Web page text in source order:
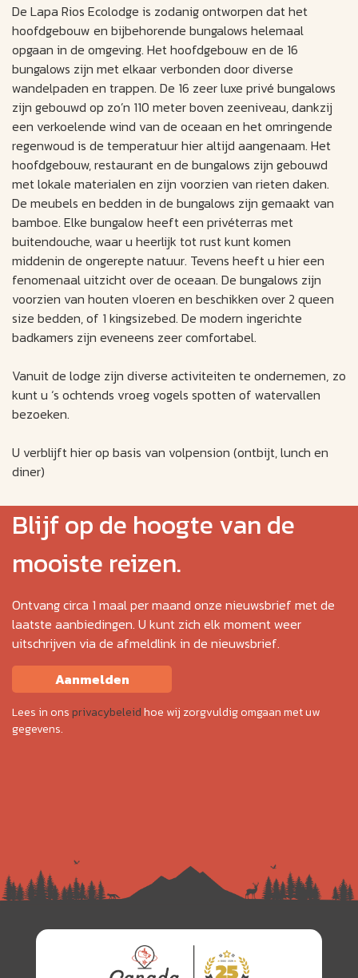
De Lapa Rios Ecolodge is zodanig ontworpen dat het
hoofdgebouw en bijbehorende bungalows helemaal
opgaan in de omgeving. Het hoofdgebouw en de 16
bungalows zijn met elkaar verbonden door diverse
wandelpaden en trappen. De 16 zeer luxe privé bungalows
zijn gebouwd op zo’n 110 meter boven zeeniveau, dankzij
een verkoelende wind van de oceaan en het omringende
regenwoud is de temperatuur hier altijd aangenaam. Het
hoofdgebouw, restaurant en de bungalows zijn gebouwd
met lokale materialen en zijn voorzien van rieten daken.
De meubels en bedden in de bungalows zijn gemaakt van
bamboe. Elke bungalow heeft een privéterras met
buitendouche, waar u heerlijk tot rust kunt komen
middenin de ongerepte natuur. Tevens heeft u hier een
fenomenaal uitzicht over de oceaan. De bungalows zijn
voorzien van houten vloeren en beschikken over 2 queen
size bedden, of 1 kingsizebed. De modern ingerichte
badkamers zijn eveneens zeer comfortabel.
Vanuit de lodge zijn diverse activiteiten te ondernemen‚ zo
kunt u ‘s ochtends vroeg vogels spotten of watervallen
bezoeken.
U verblijft hier op basis van volpension (ontbijt, lunch en
diner)
Blijf op de hoogte van de
mooiste reizen.
Ontvang circa 1 maal per maand onze nieuwsbrief met de
laatste aanbiedingen. U kunt zich elk moment weer
uitschrijven via de afmeldlink in de nieuwsbrief.
Aanmelden
Lees in onsprivacybeleidhoe wij zorgvuldig omgaan met uw
gegevens.